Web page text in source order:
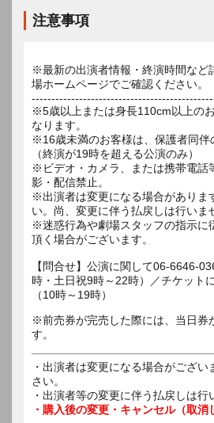
注意事項
※最新の出演者情報・終演時間など
場ホームページでご確認ください。
※5歳以上または身長110cm以上の
なります。
※16歳未満のお客様は、保護者同伴
（終演が19時を超える公演のみ）
※ビデオ・カメラ、または携帯電話
影・配信禁止。
※出演者は変更になる場合がありま
い。尚、変更に伴う払戻しは行いま
※迷惑行為や劇場スタッフの指示に
頂く場合がございます。
【問合せ】公演に関して06-6646-
時・土日祝9時～22時）／チケット
（10時～19時）
※前売券が完売した際には、当日券
す。
・出演者は変更になる場合がござ
さい。
・出演者等の変更に伴う払戻しは行
・購入後の変更・キャンセル（取消